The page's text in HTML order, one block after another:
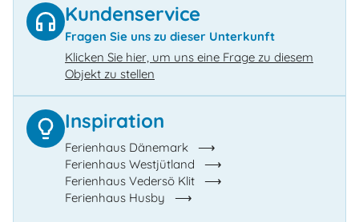
Kundenservice
Fragen Sie uns zu dieser Unterkunft
Klicken Sie hier, um uns eine Frage zu diesem
Objekt zu stellen
Inspiration
Ferienhaus Dänemark
Ferienhaus Westjütland
Ferienhaus Vedersö Klit
Ferienhaus Husby